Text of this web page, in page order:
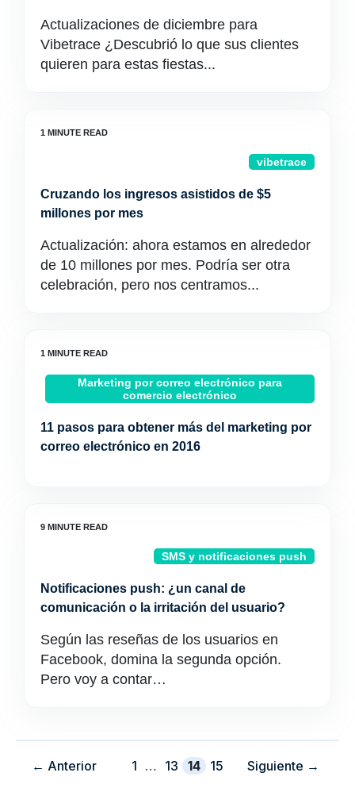
Actualizaciones de diciembre para
Vibetrace ¿Descubrió lo que sus clientes
quieren para estas fiestas...
vibetrace
Cruzando los ingresos asistidos de $5
millones por mes
Actualización: ahora estamos en alrededor
de 10 millones por mes. Podría ser otra
celebración, pero nos centramos...
Marketing por correo electrónico para
comercio electrónico
11 pasos para obtener más del marketing por
correo electrónico en 2016
SMS y notificaciones push
Notificaciones push: ¿un canal de
comunicación o la irritación del usuario?
Según las reseñas de los usuarios en
Facebook, domina la segunda opción.
Pero voy a contar…
← Anterior Página
1 … Página
13 Página
14 Página
15 Siguiente →